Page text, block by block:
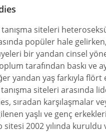
tanışma siteleri
popüler hale
bir yandan cinsel
tarafından baskı ve
yandan yaş farkıyla flört
tanışma siteleri arasında
sıradan karşılaşmalar
yaşlı ve genç
sitesi 2002 yılında kuruldu